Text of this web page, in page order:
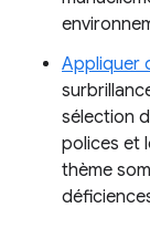
Appliquer
sélection
polices et
thème